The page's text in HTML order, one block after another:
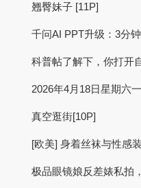
翘臀妹子 [11P]
千问AI PPT升级：3分
科普帖了解下，你打开
2026年4月18日星期六
真空逛街[10P]
[欧美] 身着丝袜与性感
极品眼镜娘反差婊私拍